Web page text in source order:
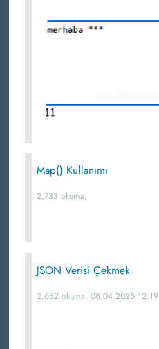
Map() Kullanımı
2,733 okuma,
JSON Verisi Çekmek
2,682 okuma, 08.04.2025 12:19